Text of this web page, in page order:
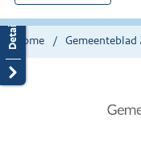
hier:
Home